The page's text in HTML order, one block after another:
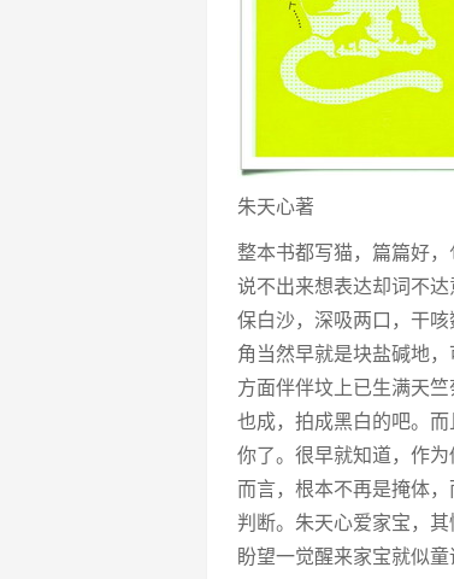
朱天心著
整本书都写猫，篇篇好
说不出来想表达却词不
保白沙，深吸两口，干
角当然早就是块盐碱地
方面伴伴坟上已生满天
也成，拍成黑白的吧。
你了。很早就知道，作
而言，根本不再是掩体
判断。朱天心爱家宝，
盼望一觉醒来家宝就似